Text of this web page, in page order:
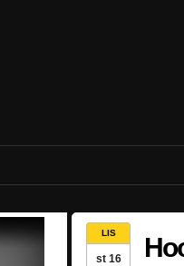
LIS
st 16